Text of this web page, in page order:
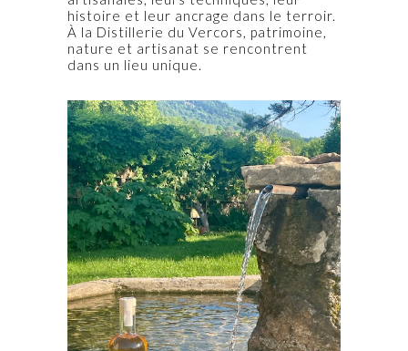
histoire et leur ancrage dans le terroir.
À la Distillerie du Vercors, patrimoine,
nature et artisanat se rencontrent
dans un lieu unique.